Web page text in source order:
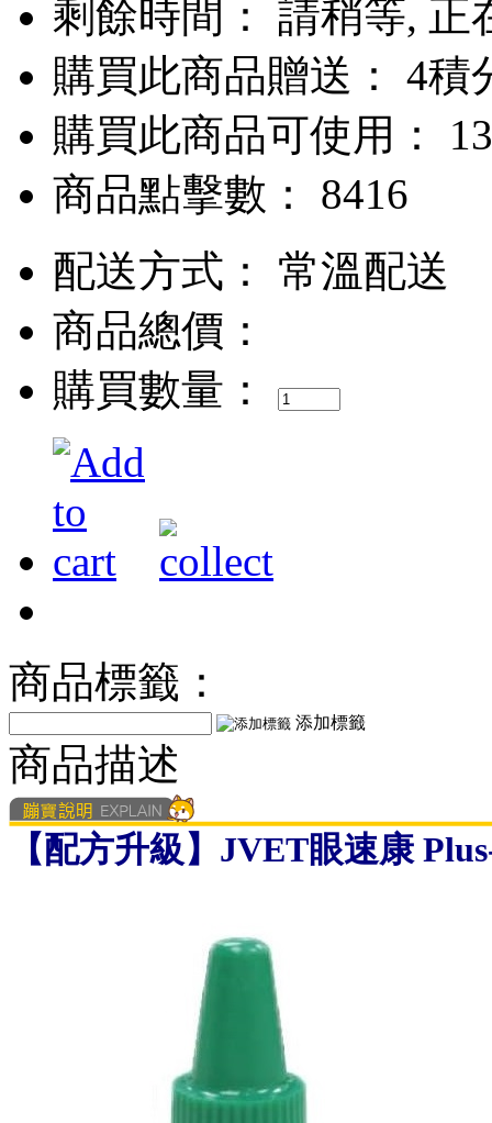
剩餘時間： 請稍等, 正
購買此商品贈送： 4積
購買此商品可使用：
商品點擊數： 8416
配送方式：
常溫配送
商品總價：
購買數量：
商品標籤：
添加標籤
商品描述
【配方升級】JVET眼速康